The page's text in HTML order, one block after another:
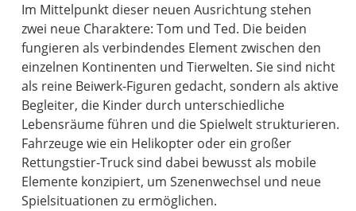
Im Mittelpunkt dieser neuen Ausrichtung stehen
zwei neue Charaktere: Tom und Ted. Die beiden
fungieren als verbindendes Element zwischen den
einzelnen Kontinenten und Tierwelten. Sie sind nicht
als reine Beiwerk-Figuren gedacht, sondern als aktive
Begleiter, die Kinder durch unterschiedliche
Lebensräume führen und die Spielwelt strukturieren.
Fahrzeuge wie ein Helikopter oder ein großer
Rettungstier-Truck sind dabei bewusst als mobile
Elemente konzipiert, um Szenenwechsel und neue
Spielsituationen zu ermöglichen.